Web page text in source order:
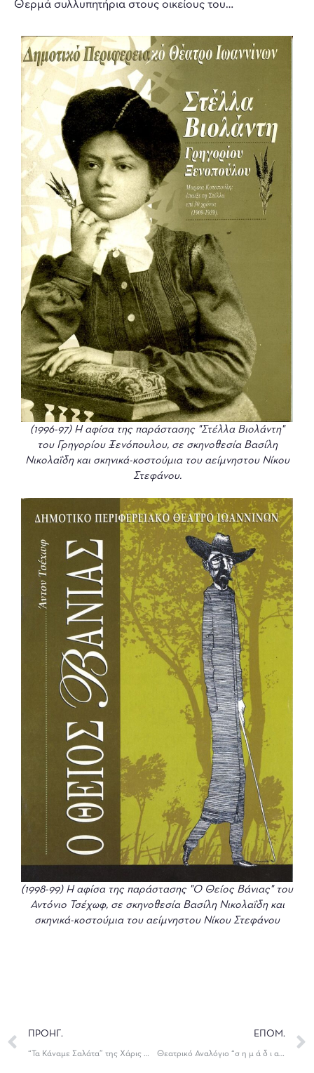
Θερμά συλλυπητήρια στους οικείους του…
(1996-97) Η αφίσα της παράστασης "Στέλλα Βιολάντη"
του Γρηγορίου Ξενόπουλου, σε σκηνοθεσία Βασίλη
Νικολαΐδη και σκηνικά-κοστούμια του αείμνηστου Νίκου
Στεφάνου.
(1998-99) Η αφίσα της παράστασης "Ο Θείος Βάνιας" του
Αντόνιο Τσέχωφ, σε σκηνοθεσία Βασίλη Νικολαΐδη και
σκηνικά-κοστούμια του αείμνηστου Νίκου Στεφάνου
ΠΡΟΗΓ.
“Τα Κάναμε Σαλάτα” της Χάρις Μέγα
ΕΠΟΜ.
Θεατρικό Αναλόγιο “σ η μ ά δ ι α Τσότσηγια”